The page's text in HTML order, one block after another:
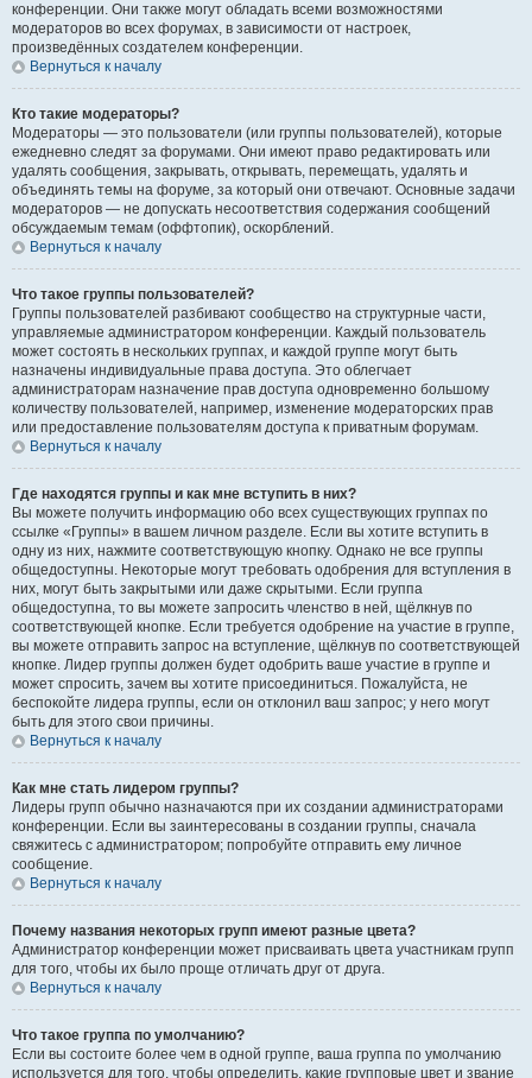
конференции. Они также могут обладать всеми возможностями
модераторов во всех форумах, в зависимости от настроек,
произведённых создателем конференции.
Вернуться к началу
Кто такие модераторы?
Модераторы — это пользователи (или группы пользователей), которые
ежедневно следят за форумами. Они имеют право редактировать или
удалять сообщения, закрывать, открывать, перемещать, удалять и
объединять темы на форуме, за который они отвечают. Основные задачи
модераторов — не допускать несоответствия содержания сообщений
обсуждаемым темам (оффтопик), оскорблений.
Вернуться к началу
Что такое группы пользователей?
Группы пользователей разбивают сообщество на структурные части,
управляемые администратором конференции. Каждый пользователь
может состоять в нескольких группах, и каждой группе могут быть
назначены индивидуальные права доступа. Это облегчает
администраторам назначение прав доступа одновременно большому
количеству пользователей, например, изменение модераторских прав
или предоставление пользователям доступа к приватным форумам.
Вернуться к началу
Где находятся группы и как мне вступить в них?
Вы можете получить информацию обо всех существующих группах по
ссылке «Группы» в вашем личном разделе. Если вы хотите вступить в
одну из них, нажмите соответствующую кнопку. Однако не все группы
общедоступны. Некоторые могут требовать одобрения для вступления в
них, могут быть закрытыми или даже скрытыми. Если группа
общедоступна, то вы можете запросить членство в ней, щёлкнув по
соответствующей кнопке. Если требуется одобрение на участие в группе,
вы можете отправить запрос на вступление, щёлкнув по соответствующей
кнопке. Лидер группы должен будет одобрить ваше участие в группе и
может спросить, зачем вы хотите присоединиться. Пожалуйста, не
беспокойте лидера группы, если он отклонил ваш запрос; у него могут
быть для этого свои причины.
Вернуться к началу
Как мне стать лидером группы?
Лидеры групп обычно назначаются при их создании администраторами
конференции. Если вы заинтересованы в создании группы, сначала
свяжитесь с администратором; попробуйте отправить ему личное
сообщение.
Вернуться к началу
Почему названия некоторых групп имеют разные цвета?
Администратор конференции может присваивать цвета участникам групп
для того, чтобы их было проще отличать друг от друга.
Вернуться к началу
Что такое группа по умолчанию?
Если вы состоите более чем в одной группе, ваша группа по умолчанию
используется для того, чтобы определить, какие групповые цвет и звание